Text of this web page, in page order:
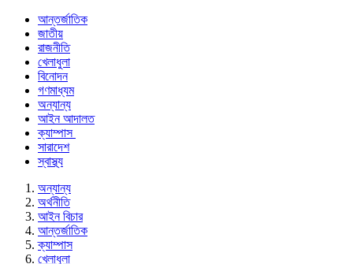
আন্তর্জাতিক
জাতীয়
রাজনীতি
খেলাধুলা
বিনোদন
গণমাধ্যম
অন্যান্য
আইন আদালত
ক্যাম্পাস
সারাদেশ
স্বাস্থ্য
অন্যান্য
অর্থনীতি
আইন বিচার
আন্তর্জাতিক
ক্যাম্পাস
খেলাধুলা